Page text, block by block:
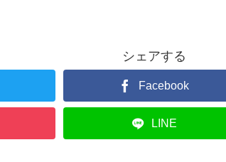
シェアする
Facebook
LINE